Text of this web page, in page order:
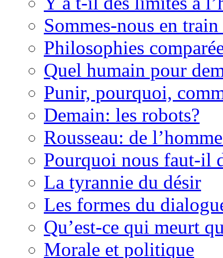
Sommes-nous en
Philosophies
Quel humain pour
Punir, pourquoi,
Demain: les robots?
Rousseau: de
Pourquoi nous faut-il
La tyrannie du désir
Les formes du
Qu’est-ce qui meurt
Morale et politique